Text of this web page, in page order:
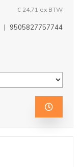
€ 24,71 ex BTW
9505827757744
|